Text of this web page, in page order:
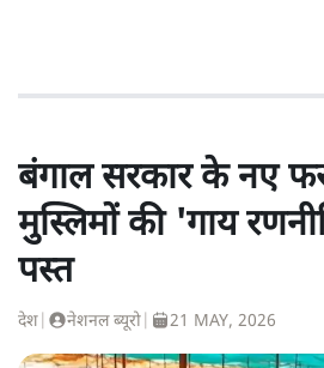
बंगाल सरकार के नए
मुस्लिमों की 'गाय
पस्त
देश नेशनल ब्यूरो 21 MAY, 2026